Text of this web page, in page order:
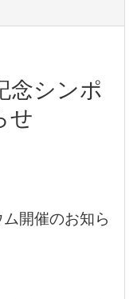
念シンポ
せ
開催のお知ら